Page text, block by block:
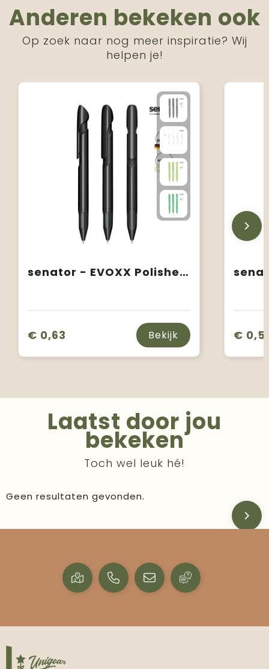
Anderen bekeken ook
Op zoek naar nog meer inspiratie? Wij
helpen je!
senator - EVOXX Polished Recycled balpen
€ 0,63 Bekijk €
Laatst door jou
bekeken
Toch wel leuk hé!
Geen resultaten gevonden.